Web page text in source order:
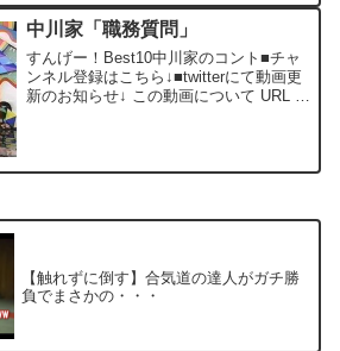
中川家「職務質問」
すんげー！Best10中川家のコント■チャ
ンネル登録はこちら↓■twitterにて動画更
新のお知らせ↓ この動画について URL 動
【触れずに倒す】合気道の達人がガチ勝
負でまさかの・・・